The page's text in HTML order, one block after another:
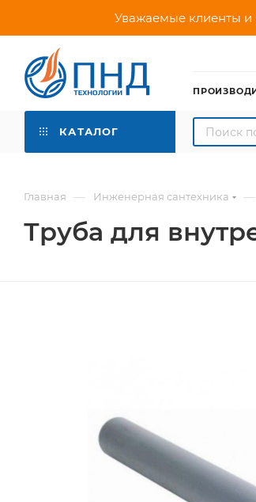
Уважаемые клиенты и
КАТАЛОГ
Главная — Инженерная сантехника —
Труба для